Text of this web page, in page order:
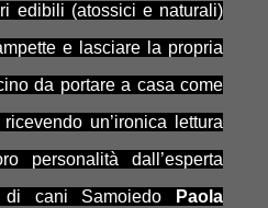
edibili (atossici e naturali)
e lasciare la propria
da portare a casa come
un’ironica lettura
personalità dall’esperta
cani Samoiedo
Paola